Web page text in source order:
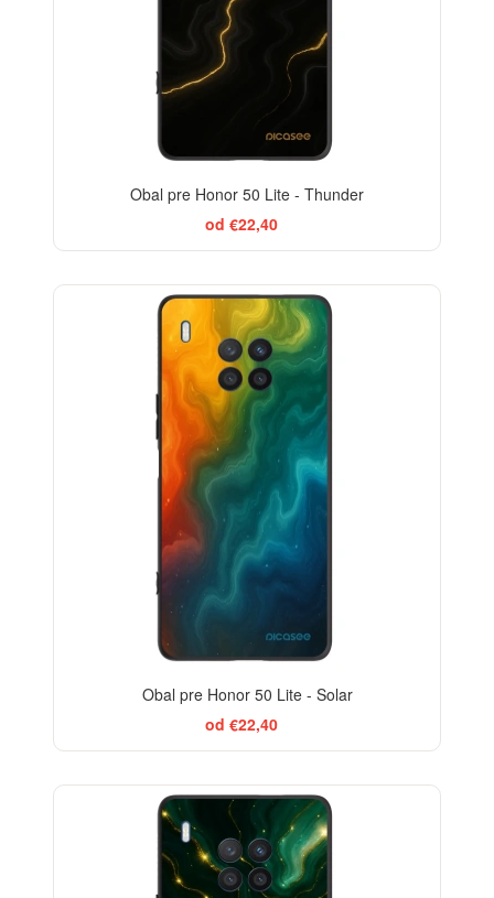
Obal pre Honor 50 Lite - Thunder
od €22,40
Obal pre Honor 50 Lite - Solar
od €22,40